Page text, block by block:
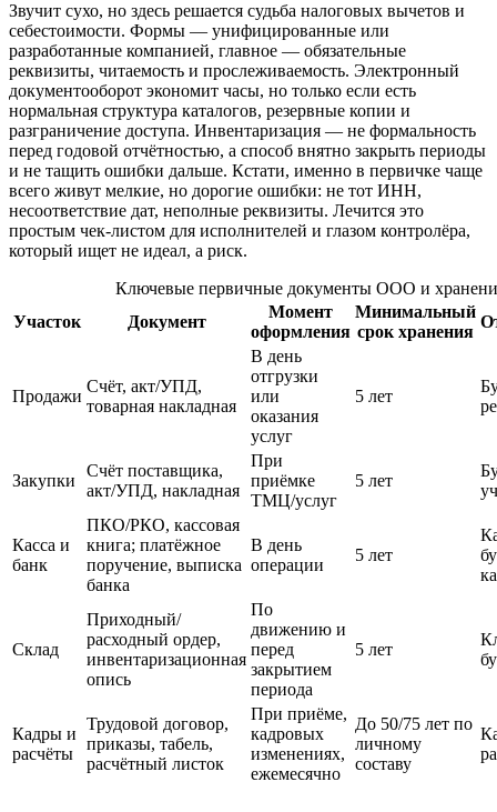
Звучит сухо, но здесь решается судьба налоговых вычетов и
себестоимости. Формы — унифицированные или
разработанные компанией, главное — обязательные
реквизиты, читаемость и прослеживаемость. Электронный
документооборот экономит часы, но только если есть
нормальная структура каталогов, резервные копии и
разграничение доступа. Инвентаризация — не формальность
перед годовой отчётностью, а способ внятно закрыть периоды
и не тащить ошибки дальше. Кстати, именно в первичке чаще
всего живут мелкие, но дорогие ошибки: не тот ИНН,
несоответствие дат, неполные реквизиты. Лечится это
простым чек-листом для исполнителей и глазом контролёра,
который ищет не идеал, а риск.
Ключевые первичные документы ООО и
Участок
Документ
Момент
оформления
Минимальный
срок хранения
Продажи
Счёт, акт/УПД,
товарная накладная
В день
отгрузки
или
оказания
услуг
5 лет
Закупки
Счёт поставщика,
акт/УПД, накладная
При
приёмке
ТМЦ/услуг
5 лет
Касса и
банк
ПКО/РКО, кассовая
книга; платёжное
поручение, выписка
банка
В день
операции
5 лет
Склад
Приходный/
расходный ордер,
инвентаризационная
опись
По
движению и
перед
закрытием
периода
5 лет
Кадры и
расчёты
Трудовой договор,
приказы, табель,
расчётный листок
При приёме,
кадровых
изменениях,
ежемесячно
До 50/75 лет по
личному
составу